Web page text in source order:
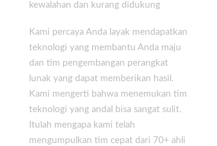
kewalahan dan kurang didukung
Kami percaya Anda layak mendapatkan
teknologi yang membantu Anda maju
dan tim pengembangan perangkat
lunak yang dapat memberikan hasil.
Kami mengerti bahwa menemukan tim
teknologi yang andal bisa sangat sulit.
Itulah mengapa kami telah
mengumpulkan tim cepat dari 70+ ahli